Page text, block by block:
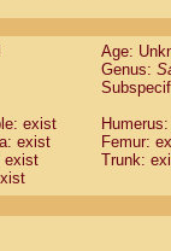
labiatus(0)
leucopus (0)
nigricollis (0)
oedipus
weddelli
spp.
Age:
Genus:
exist
exist
Femur:
exist
Trunk: